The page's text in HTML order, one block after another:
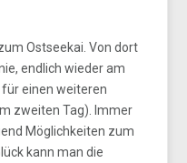
Ostseekai. Von dort
endlich wieder am
für einen weiteren
zweiten Tag). Immer
Möglichkeiten zum
kann man die